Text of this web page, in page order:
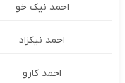
احمد نیک خو
احمد نیکزاد
احمد کارو